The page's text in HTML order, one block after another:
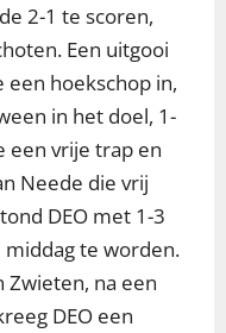
2-1 te scoren,
Een uitgooi
een hoekschop in,
in het doel, 1-
een vrije trap en
Neede die vrij
DEO met 1-3
te worden.
Zwieten, na een
DEO een